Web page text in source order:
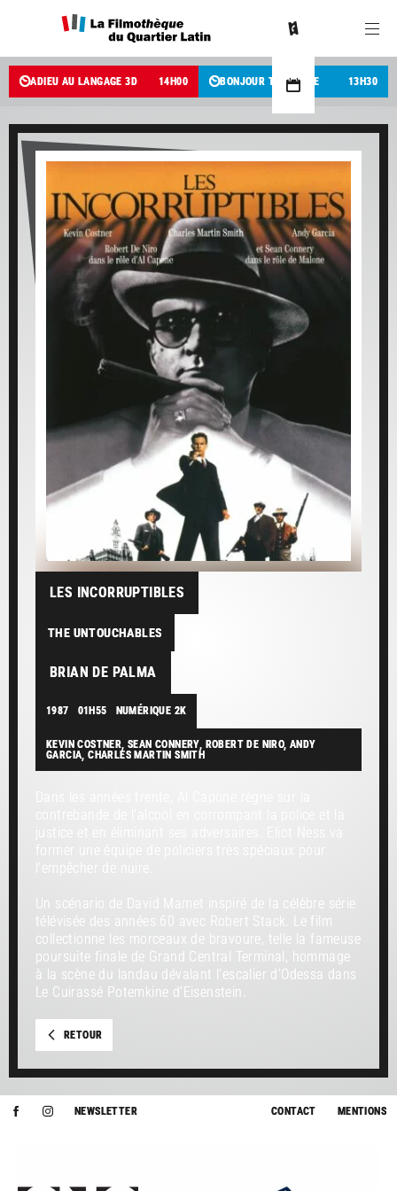
ADIEU AU LANGAGE 3D 14 H00 BONJOUR TRISTESSE 13 H30
LES INCORRUPTIBLES
THE UNTOUCHABLES
BRIAN DE PALMA
1987 01H55 NUMÉRIQUE 2K
KEVIN COSTNER, SEAN CONNERY, ROBERT DE NIRO, ANDY
GARCIA, CHARLES MARTIN SMITH
l’empêcher de nuire.
Un scénario de David Mamet inspiré de la célèbre série
télévisée des années 60 avec Robert Stack. Le film
collectionne les morceaux de bravoure, telle la fameuse
poursuite finale de Grand Central Terminal, hommage
à la scène du landau dévalant l’escalier d’Odessa dans
Le Cuirassé Potemkine d’Eisenstein.
RETOUR
NEWSLETTER CONTACT MENTIONS